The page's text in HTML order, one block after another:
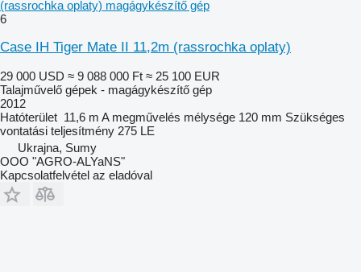
(rassrochka oplaty) magágykészítő gép
6
Case IH Tiger Mate II 11,2m (rassrochka oplaty)
29 000 USD ≈ 9 088 000 Ft ≈ 25 100 EUR
Talajművelő gépek - magágykészítő gép
2012
Hatóterület 11,6 m A megművelés mélysége 120 mm Szükséges
vontatási teljesítmény 275 LE
Ukrajna, Sumy
OOO "AGRO-ALYaNS"
Kapcsolatfelvétel az eladóval